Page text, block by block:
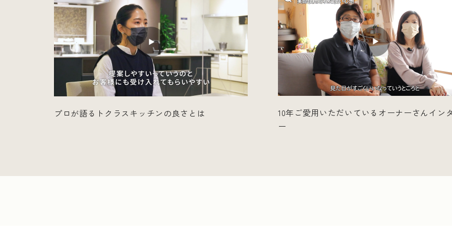
プロが語るトクラスキッチンの良さとは
10年ご愛用いただいているオーナーさんイン
ー